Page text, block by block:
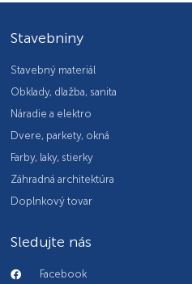
Stavebniny
Stavebný materiál
Obklady, dlažba, sanita
Náradie a elektro
Dvere, parkety, okná
Farby, laky, stierky
Záhradná architektúra
Doplnkový tovar
Sledujte nás
Facebook